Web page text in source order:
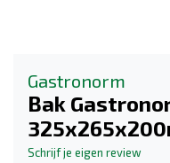
Gastronorm
Bak
Schrijf je eigen review